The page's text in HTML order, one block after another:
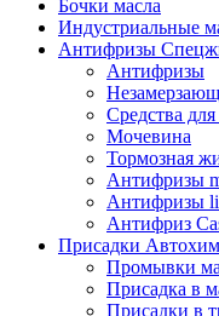
Бочки масла
Индустриальные
Антифризы
Антифризы
Средства
Мочевина
Тормозная
Антифризы
Антифризы
Антифриз
Присадки
Промывки
Присадка в
Присадки в